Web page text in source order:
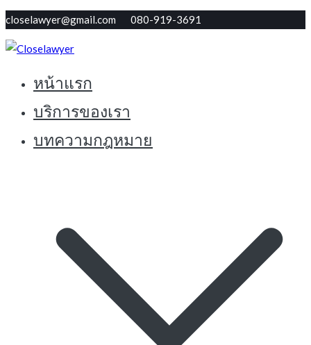
Skip
to
content
closelawyer@gmail.com 080-919-3691
Closelawyer
ทนายใกล้ตัว รับปรึกษากฏหมายฟรี
หน้าแรก
บริการของเรา
บทความกฎหมาย